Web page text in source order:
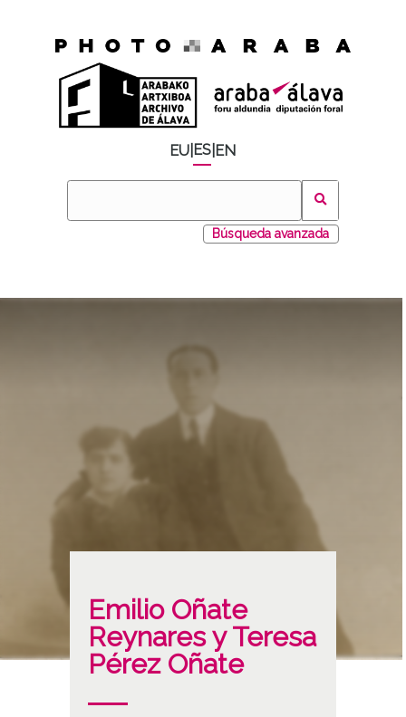
EU ES EN
Búsqueda avanzada
Emilio Oñate
Reynares y Teresa
Pérez Oñate